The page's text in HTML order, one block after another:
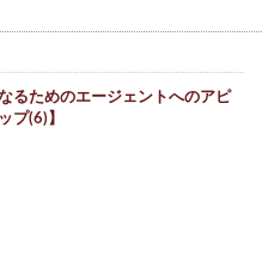
るためのエージェントへのアピ
プ(6)】